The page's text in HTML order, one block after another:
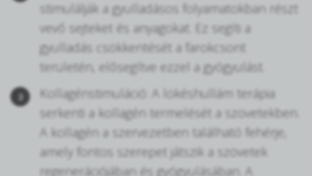
stimulálják a gyulladásos folyamatokban részt
vevő sejteket és anyagokat. Ez segíti a
gyulladás csökkentését a farokcsont
területén, elősegítve ezzel a gyógyulást.
Kollagénstimuláció: A lökéshullám terápia
serkenti a kollagén termelését a szövetekben.
A kollagén a szervezetben található fehérje,
amely fontos szerepet játszik a szövetek
regenerációjában és gyógyulásában. A